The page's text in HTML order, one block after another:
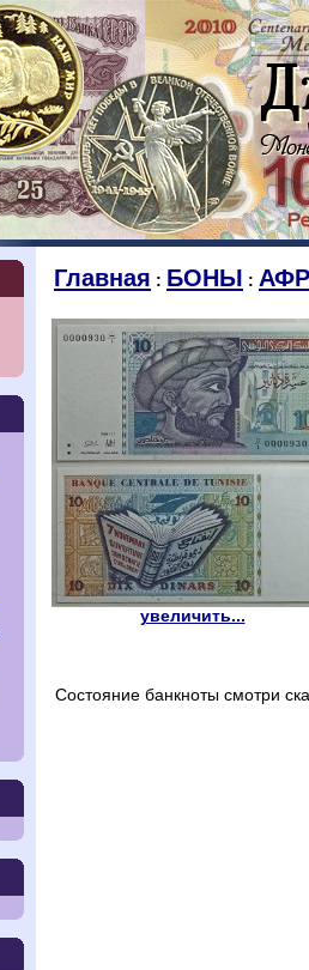
Главная : БОНЫ :
увеличить...
Состояние банкноты смотри